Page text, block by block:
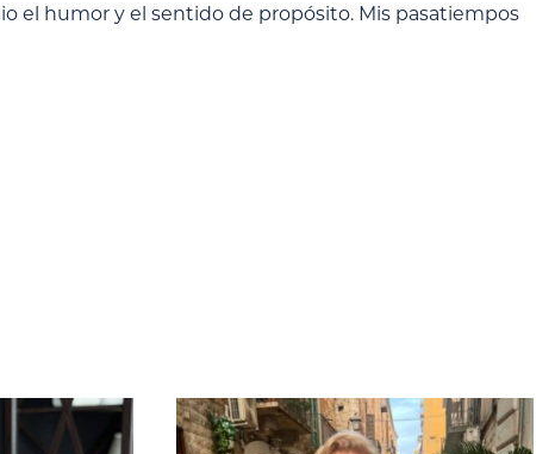
el humor y el sentido de propósito. Mis pasatiempos